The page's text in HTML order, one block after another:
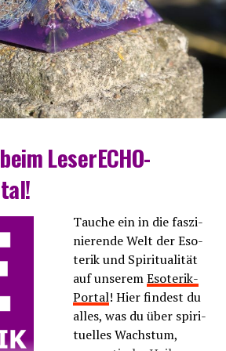
LeserECHO-
Tau­che ein in die fas­zi­
nie­ren­de Welt der Eso­
te­rik und Spi­ri­tua­li­tät
auf unse­remEso­te­rik-
Por­tal! Hier fin­dest du
alles, was du über spi­ri­
tu­el­les Wachs­tum,